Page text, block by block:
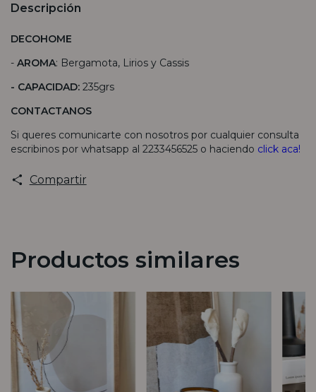
Descripción
DECOHOME
- AROMA: Bergamota, Lirios y Cassis
- CAPACIDAD: 235grs
CONTACTANOS
Si queres comunicarte con nosotros por cualquier consulta
escribinos por whatsapp al 2233456525 o haciendo click aca!
Compartir
Productos similares